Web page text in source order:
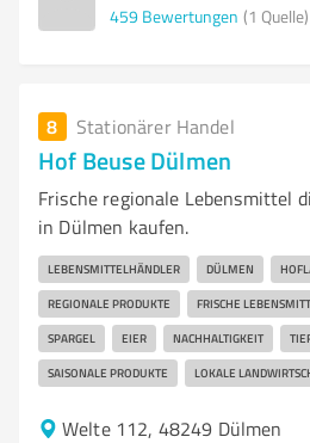
459 Bewertungen (1 Quelle)
8 Stationärer Handel
Hof Beuse Dülmen
Frische regionale Lebensmittel
in Dülmen kaufen.
LEBENSMITTELHÄNDLER DÜLMEN
REGIONALE PRODUKTE FRISCHE
SPARGEL EIER NACHHALTIGKEIT
SAISONALE PRODUKTE LOKALE
Welte 112, 48249 Dülmen